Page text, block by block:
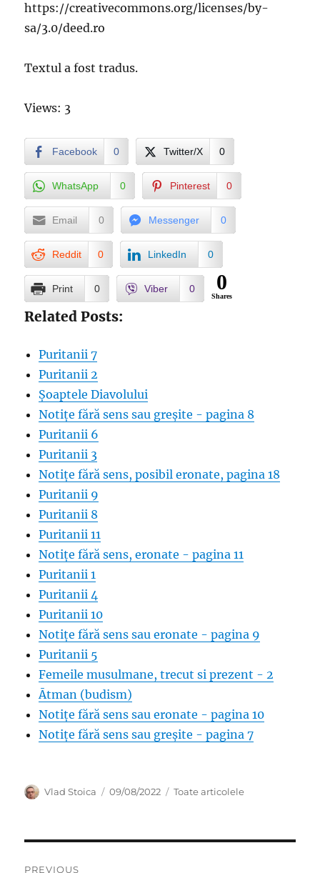
https://creativecommons.org/licenses/by-
sa/3.0/deed.ro
Textul a fost tradus.
Views: 3
Facebook 0 Twitter/X 0
WhatsApp 0 Pinterest 0
Email 0 Messenger 0
Reddit 0 LinkedIn 0
Print 0 Viber 0 0
Shares
Related Posts:
Puritanii 7
Puritanii 2
Șoaptele Diavolului
Notițe fără sens sau greșite - pagina 8
Puritanii 6
Puritanii 3
Notițe fără sens, posibil eronate, pagina 18
Puritanii 9
Puritanii 8
Puritanii 11
Notițe fără sens, eronate - pagina 11
Puritanii 1
Puritanii 4
Puritanii 10
Notițe fără sens sau eronate - pagina 9
Puritanii 5
Femeile musulmane, trecut si prezent - 2
Ātman (budism)
Notițe fără sens sau eronate - pagina 10
Notițe fără sens sau greșite - pagina 7
Author
Vlad Stoica
Posted
09/08/2022 Categories
Toate articolele
PREVIOUS